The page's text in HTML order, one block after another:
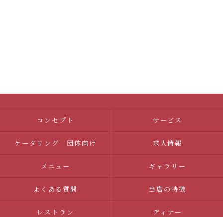
コンセプト サービス
ケータリング 団体向け 求人情報
メニュー ギャラリー
よくある質問 当店の特徴
レストラン ディナー